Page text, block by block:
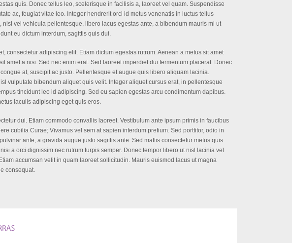
quis. Donec tellus leo, scelerisque in facilisis a, laoreet vel quam. Suspendisse
ac, feugiat vitae leo. Integer hendrerit orci id metus venenatis in luctus tellus
nisi vel vehicula pellentesque, libero lacus egestas ante, a bibendum mauris mi ut
eu dictum interdum, sagittis quis dui.
consectetur adipiscing elit. Etiam dictum egestas rutrum. Aenean a metus sit amet
amet a nisi. Sed nec enim erat. Sed laoreet imperdiet dui fermentum placerat. Donec
at, suscipit ac justo. Pellentesque et augue quis libero aliquam lacinia.
vulputate bibendum aliquet quis velit. Integer aliquet cursus erat, in pellentesque
tincidunt leo id adipiscing. Sed eu sapien egestas arcu condimentum dapibus.
iaculis adipiscing eget quis eros.
dui. Etiam commodo convallis laoreet. Vestibulum ante ipsum primis in faucibus
cubilia Curae; Vivamus vel sem at sapien interdum pretium. Sed porttitor, odio in
ante, a gravida augue justo sagittis ante. Sed mattis consectetur metus quis
a orci dignissim nec rutrum turpis semper. Donec tempor libero ut nisl lacinia vel
accumsan velit in quam laoreet sollicitudin. Mauris euismod lacus ut magna
consequat.